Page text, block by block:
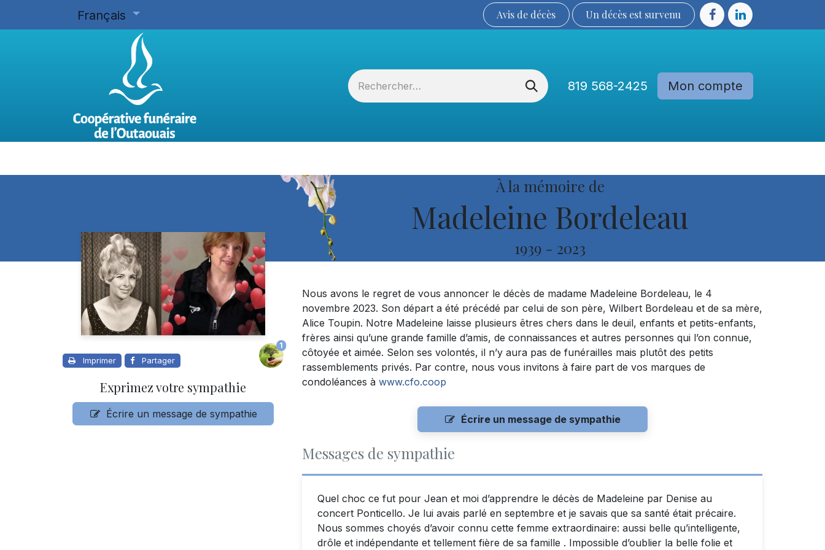
Français Avis de décès Un décès est sur​​​​​​​​ve​nu​​​​​​​​​​
819 568-2425 Mon compte
À la mémoire de
Madeleine Bordeleau
1939 - 2023
Imprimer Partager
1
Exprimez votre sympathie
Écrire un message de sympathie
Nous avons le regret de vous annoncer le décès de madame Madeleine Bordeleau, le 4
novembre 2023. Son départ a été précédé par celui de son père, Wilbert Bordeleau et de sa mère,
Alice Toupin. Notre Madeleine laisse plusieurs êtres chers dans le deuil, enfants et petits-enfants,
frères ainsi qu’une grande famille d’amis, de connaissances et autres personnes qui l’on connue,
côtoyée et aimée. Selon ses volontés, il n’y aura pas de funérailles mais plutôt des petits
rassemblements privés. Par contre, nous vous invitons à faire part de vos marques de
condoléances à www.cfo.coop
Écrire un message de sympathie
Messages de sympathie
Quel choc ce fut pour Jean et moi d’apprendre le décès de Madeleine par Denise au
concert Ponticello. Je lui avais parlé en septembre et je savais que sa santé était précaire.
Nous sommes choyés d’avoir connu cette femme extraordinaire: aussi belle qu’intelligente,
drôle et indépendante et tellement fière de sa famille . Impossible d’oublier la belle folie et